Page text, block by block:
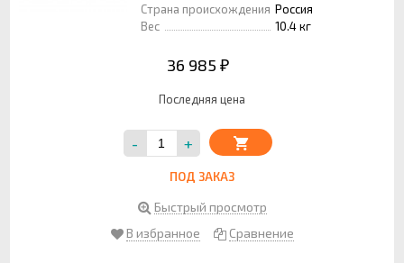
Страна происхождения Россия
Вес
10.4 кг
36 985 ₽
Последняя цена
- +
ПОД ЗАКАЗ
Быстрый просмотр
В избранное
Сравнение